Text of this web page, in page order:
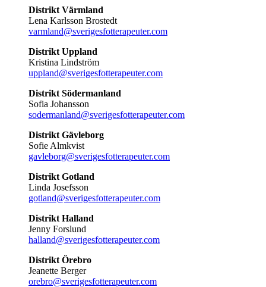
Distrikt Värmland
Lena Karlsson Brostedt
varmland@sverigesfotterapeuter.com
Distrikt Uppland
Kristina Lindström
uppland@sverigesfotterapeuter.com
Distrikt Södermanland
Sofia Johansson
sodermanland@sverigesfotterapeuter.com
Distrikt Gävleborg
Sofie Almkvist
gavleborg@sverigesfotterapeuter.com
Distrikt Gotland
Linda Josefsson
gotland@sverigesfotterapeuter.com
Distrikt Halland
Jenny Forslund
halland@sverigesfotterapeuter.com
Distrikt Örebro
Jeanette Berger
orebro@sverigesfotterapeuter.com